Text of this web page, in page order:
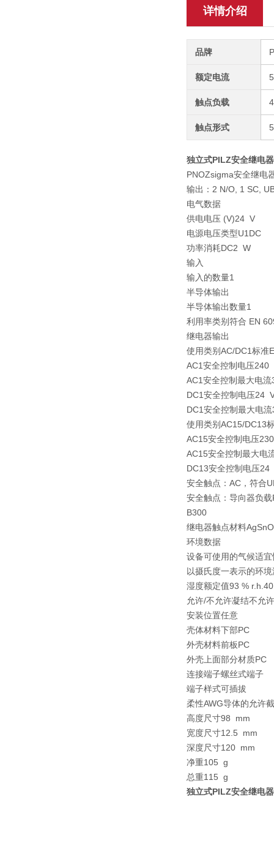
详情介绍
品牌
额定电流
触点负载 4
触点形式 5
独立式PILZ安全继电
PNOZsigma安全继电
输出：2 N/O, 1 SC,
电气数据
供电电压 (V)24 V
电源电压类型U1DC
功率消耗DC2 W
输入
输入的数量1
半导体输出
半导体输出数量1
利用率类别符合 EN
继电器输出
使用类别AC/DC1标
AC1安全控制电压240
AC1安全控制最大电
DC1安全控制电压24
DC1安全控制最大电
使用类别AC15/DC13
AC15安全控制电压
AC15安全控制最大电
DC13安全控制电压24
安全触点：AC，符合
安全触点：导向器负
B300
继电器触点材料
环境数据
设备可使用的气候适
以摄氏度一表示的环
湿度额定值93 %
允许/不允许凝结不允
安装位置任意
壳体材料下部PC
外壳材料前板PC
外壳上面部分材质PC
连接端子螺丝式端子
端子样式可插拔
柔性AWG导体的允许
高度尺寸98 mm
宽度尺寸12.5 mm
深度尺寸120 mm
净重105 g
总重115 g
独立式PILZ安全继电